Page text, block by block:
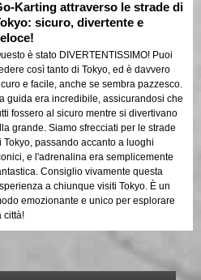
Karting attraverso le strade di
sicuro, divertente e
è stato DIVERTENTISSIMO! Puoi
così tanto di Tokyo, ed è davvero
e facile, anche se sembra pazzesco.
guida era incredibile, assicurandosi che
fossero al sicuro mentre si divertivano
grande. Siamo sfrecciati per le strade
Tokyo, passando accanto a luoghi
e l'adrenalina era semplicemente
Consiglio vivamente questa
a chiunque visiti Tokyo. È un
emozionante e unico per esplorare
città!